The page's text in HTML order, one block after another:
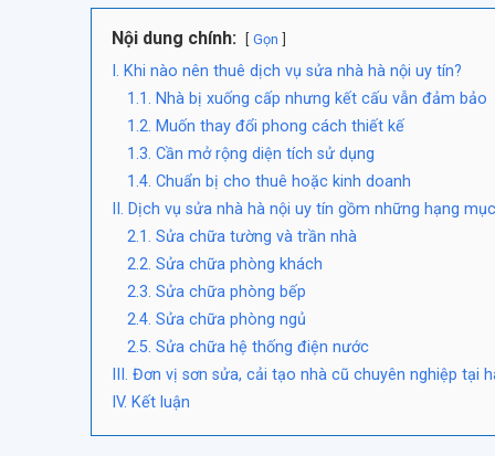
Nội dung chính: Gọn
I. Khi nào nên thuê dịch vụ sửa nhà hà nội uy tín?
1.1. Nhà bị xuống cấp nhưng kết cấu vẫn đảm bảo
1.2. Muốn thay đổi phong cách thiết kế
1.3. Cần mở rộng diện tích sử dụng
1.4. Chuẩn bị cho thuê hoặc kinh doanh
II. Dịch vụ sửa nhà hà nội uy tín gồm những hạng
2.1. Sửa chữa tường và trần nhà
2.2. Sửa chữa phòng khách
2.3. Sửa chữa phòng bếp
2.4. Sửa chữa phòng ngủ
2.5. Sửa chữa hệ thống điện nước
III. Đơn vị sơn sửa, cải tạo nhà cũ chuyên nghiệp tại
IV. Kết luận